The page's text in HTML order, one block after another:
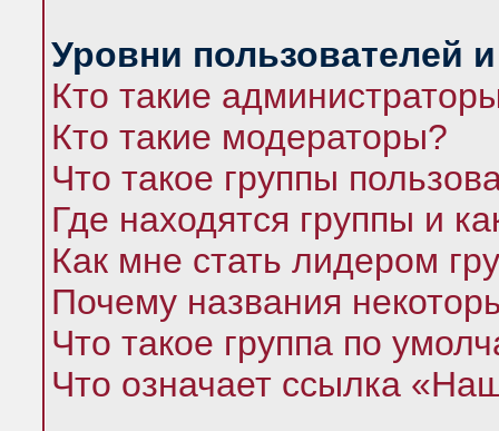
Уровни пользователей
Кто такие
Кто такие модераторы?
Что такое группы
Где находятся группы и
Как мне стать лидером
Почему названия
Что такое группа по
Что означает ссылка